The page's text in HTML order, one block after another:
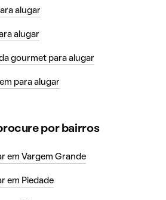
alugar
alugar
gourmet para alugar
para alugar
por bairros
em Vargem Grande
em Piedade